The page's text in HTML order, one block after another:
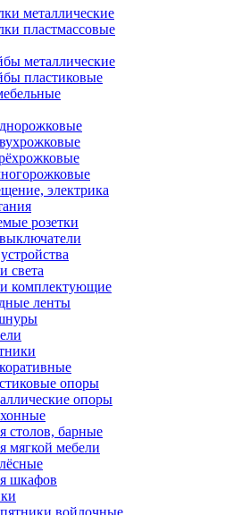
металлические
пластмассовые
металлические
пластиковые
электрика
розетки
света
комплектующие
ленты
опоры
опоры
столов, барные
мягкой мебели
шкафов
войлочные